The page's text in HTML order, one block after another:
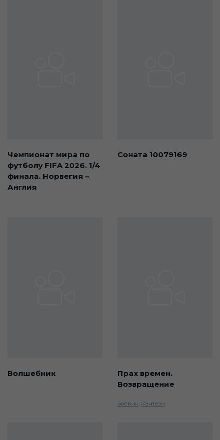
Чемпионат мира по
футболу FIFA 2026. 1/4
финала. Норвегия –
Англия
Соната 10079169
Вoлшeбник
Прах времен.
Возвращение
Боевик Фэнтези